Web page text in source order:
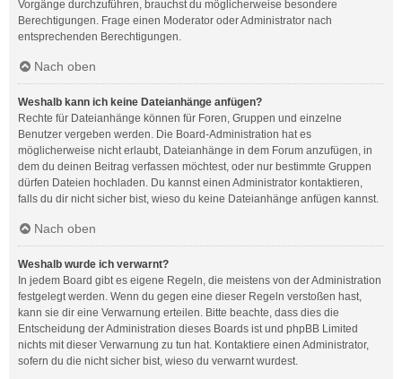
Vorgänge durchzuführen, brauchst du möglicherweise besondere
Berechtigungen. Frage einen Moderator oder Administrator nach
entsprechenden Berechtigungen.
Nach oben
Weshalb kann ich keine Dateianhänge anfügen?
Rechte für Dateianhänge können für Foren, Gruppen und einzelne
Benutzer vergeben werden. Die Board-Administration hat es
möglicherweise nicht erlaubt, Dateianhänge in dem Forum anzufügen, in
dem du deinen Beitrag verfassen möchtest, oder nur bestimmte Gruppen
dürfen Dateien hochladen. Du kannst einen Administrator kontaktieren,
falls du dir nicht sicher bist, wieso du keine Dateianhänge anfügen kannst.
Nach oben
Weshalb wurde ich verwarnt?
In jedem Board gibt es eigene Regeln, die meistens von der Administration
festgelegt werden. Wenn du gegen eine dieser Regeln verstoßen hast,
kann sie dir eine Verwarnung erteilen. Bitte beachte, dass dies die
Entscheidung der Administration dieses Boards ist und phpBB Limited
nichts mit dieser Verwarnung zu tun hat. Kontaktiere einen Administrator,
sofern du die nicht sicher bist, wieso du verwarnt wurdest.